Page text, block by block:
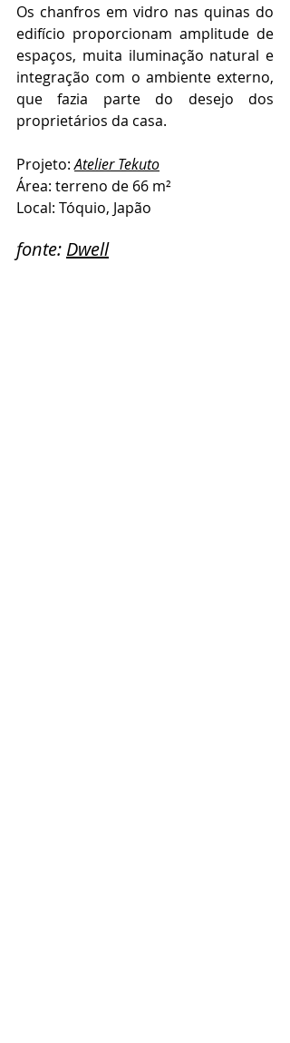
Os chanfros em vidro nas quinas do
edifício proporcionam amplitude de
espaços, muita iluminação natural e
integração com o ambiente externo,
que fazia parte do desejo dos
proprietários da casa.
Projeto: Atelier Tekuto
Área: terreno de 66 m²
Local: Tóquio, Japão
fonte: Dwell